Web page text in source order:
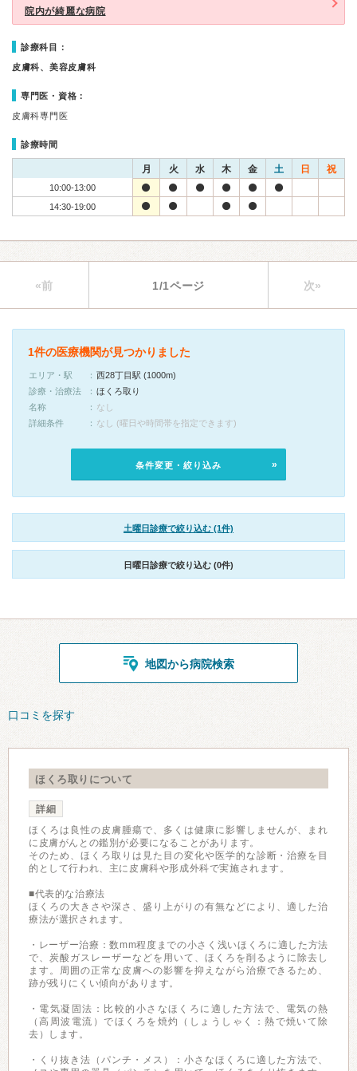
院内が綺麗な病院
診療科目：
皮膚科、美容皮膚科
専門医・資格：
皮膚科専門医
診療時間
月 火 水 木 金 土 日 祝
10:00-13:00
14:30-19:00
«前 1/1ページ 次»
1件の医療機関が見つかりました
エリア・駅
西28丁目駅 (1000m)
診療・治療法
ほくろ取り
名称
なし
詳細条件
なし (曜日や時間帯を指定できます)
条件変更・絞り込み
土曜日診療で絞り込む (1件)
日曜日診療で絞り込む (0件)
地図から病院検索
口コミを探す
ほくろ取りについて
詳細
ほくろは良性の皮膚腫瘍で、多くは健康に影響しませんが、まれ
に皮膚がんとの鑑別が必要になることがあります。
そのため、ほくろ取りは見た目の変化や医学的な診断・治療を目
的として行われ、主に皮膚科や形成外科で実施されます。
■代表的な治療法
ほくろの大きさや深さ、盛り上がりの有無などにより、適した治
療法が選択されます。
・レーザー治療：数mm程度までの小さく浅いほくろに適した方法
で、炭酸ガスレーザーなどを用いて、ほくろを削るように除去し
ます。周囲の正常な皮膚への影響を抑えながら治療できるため、
跡が残りにくい傾向があります。
・電気凝固法：比較的小さなほくろに適した方法で、電気の熱
（高周波電流）でほくろを焼灼（しょうしゃく：熱で焼いて除
去）します。
・くり抜き法（パンチ・メス）：小さなほくろに適した方法で、